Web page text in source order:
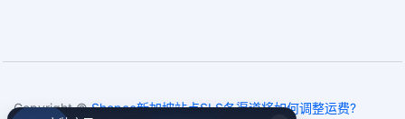
Copyright ©Shopee新加坡站点SLS各渠道将如何调整运费?